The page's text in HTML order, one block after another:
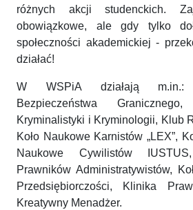
różnych akcji studenckich.
obowiązkowe, ale gdy tylko
społeczności akademickiej -
działać!
W WSPiA działają m.in.:
Bezpieczeństwa
Kryminalistyki i Kryminologii, Klub
Koło Naukowe Karnistów „LEX”,
Naukowe Cywilistów
Prawników Administratywistów,
Przedsiębiorczości, Klinika
Kreatywny Menadżer.